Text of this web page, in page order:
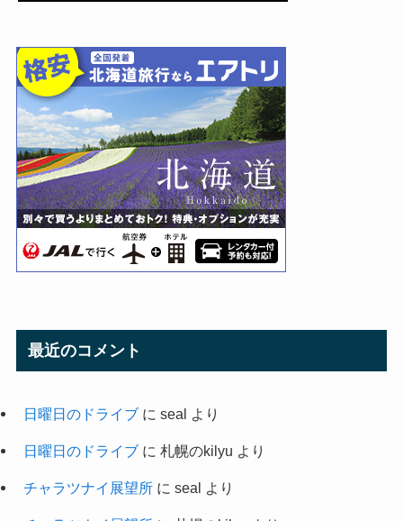
最近のコメント
日曜日のドライブに seal より
日曜日のドライブに 札幌のkilyu より
チャラツナイ展望所に seal より